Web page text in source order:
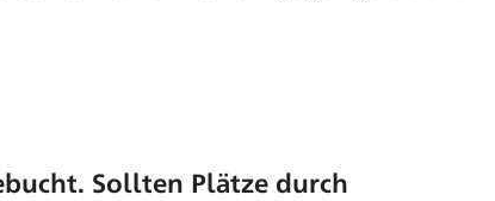
Sollten Plätze durch